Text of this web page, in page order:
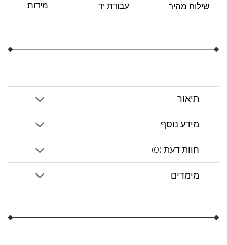
שילוח מהיר עבודת יד מידות
תיאור
מידע נוסף
חוות דעת (0)
מימדים